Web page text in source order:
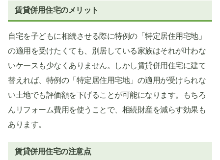
賃貸併用住宅のメリット
自宅を子どもに相続させる際に特例の「特定居住用宅地」
の適用を受けたくても、別居している家族はそれが叶わな
いケースも少なくありません。しかし賃貸併用住宅に建て
替えれば、特例の「特定居住用宅地」の適用が受けられな
い土地でも評価額を下げることが可能になります。もちろ
んリフォーム費用を使うことで、相続財産を減らす効果も
あります。
賃貸併用住宅の注意点